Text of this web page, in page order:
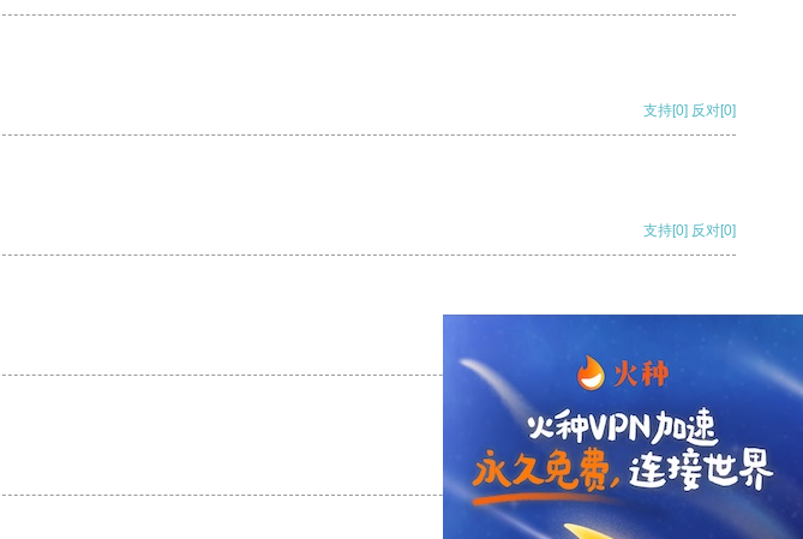
支持[0] 反对[0]
支持[0] 反对[0]
支持 [0] 反对[0]